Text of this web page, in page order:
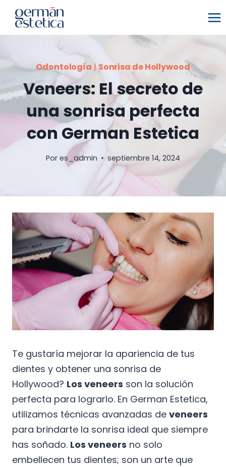
Saltar
contenido
Odontología |Sonrisa de Hollywood
Veneers: El secreto de
una sonrisa perfecta
con German Estetica
Por es_admin septiembre 14, 2024
Te gustaría mejorar la apariencia de tus
dientes y obtener una sonrisa de
Hollywood? Los veneers son la solución
perfecta para lograrlo. En German Estetica,
utilizamos técnicas avanzadas de veneers
para brindarte la sonrisa ideal que siempre
has soñado. Los veneers no solo
embellecen tus dientes; son un arte que